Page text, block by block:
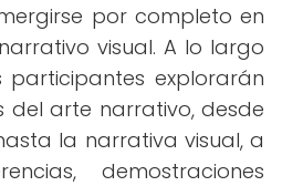
por completo en
visual. A lo largo
participantes explorarán
del arte narrativo, desde
la narrativa visual, a
demostraciones